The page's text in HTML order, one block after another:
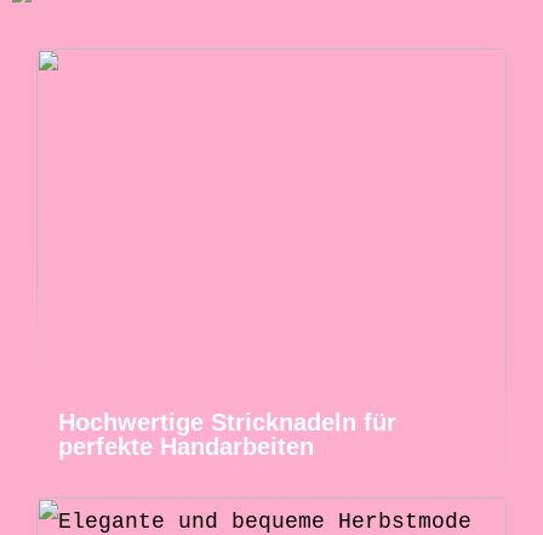
Hochwertige Stricknadeln für
perfekte Handarbeiten